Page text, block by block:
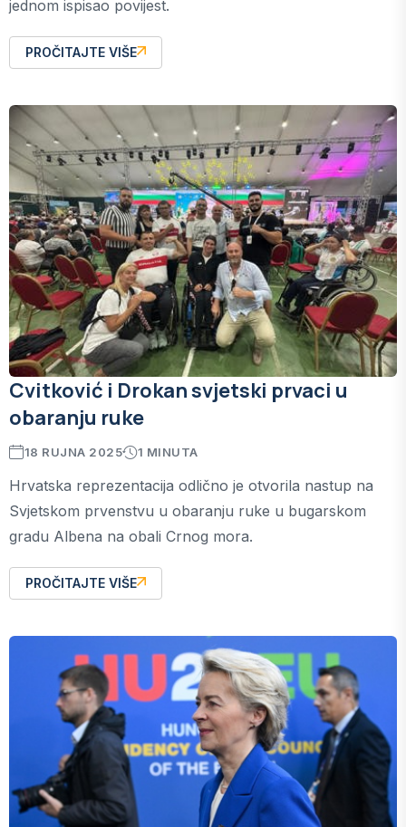
jednom ispisao povijest.
PROČITAJTE VIŠE
Cvitković i Drokan svjetski prvaci u
obaranju ruke
18 RUJNA 2025 1 MINUTA
Hrvatska reprezentacija odlično je otvorila nastup na
Svjetskom prvenstvu u obaranju ruke u bugarskom
gradu Albena na obali Crnog mora.
PROČITAJTE VIŠE